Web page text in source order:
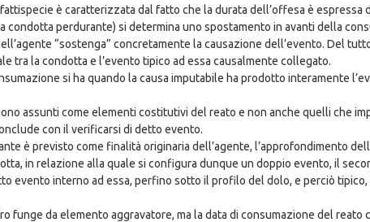
è caratterizzata dal fatto che la durata dell’offesa è espressa
perdurante) si determina uno spostamento in avanti della
“sostenga” concretamente la causazione dell’evento. Del
tra la condotta e l’evento tipico ad essa causalmente collegato.
si ha quando la causa imputabile ha prodotto interamente
assunti come elementi costitutivi del reato e non anche quelli che
con il verificarsi di detto evento.
è previsto come finalità originaria dell’agente, l’approfondimento
in relazione alla quale si configura dunque un doppio evento, il
evento interno ad essa, perfino sotto il profilo del dolo, e perciò
funge da elemento aggravatore, ma la data di consumazione del reato